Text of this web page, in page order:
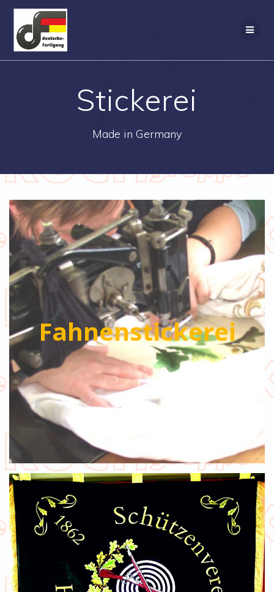
Stickerei
Made in Germany
Fahnenstickerei